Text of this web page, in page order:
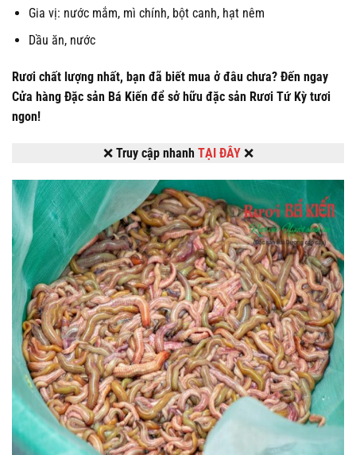
Gia vị: nước mắm, mì chính, bột canh, hạt nêm
Dầu ăn, nước
Rươi chất lượng nhất, bạn đã biết mua ở đâu chưa? Đến ngay
Cửa hàng Đặc sản Bá Kiến để sở hữu đặc sản Rươi Tứ Kỳ tươi
ngon!
❌ Truy cập nhanh TẠI ĐÂY❌